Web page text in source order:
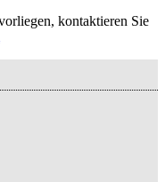
kontaktieren Sie